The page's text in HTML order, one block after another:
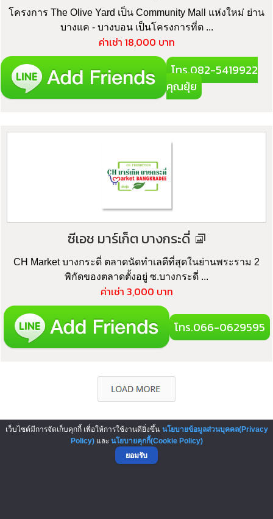
โครงการ The Olive Yard เป็น Community Mall แห่งใหม่ ย่าน
บางแค - บางบอน เป็นโครงการที่ต ...
ค่าเช่า 18,000 บาท
โทร.082-5419922
คุณยุ้ย
ซีเอช มาร์เก็ต บางกระดี่
CH Market บางกระดี่ ตลาดนัดทำเลดีที่สุดในย่านพระราม 2
พิกัดของตลาดตั้งอยู่ ซ.บางกระดี่ ...
ค่าเช่า 3,000 บาท
โทร.066-0629595
▲ GO TO TOP
เว็บไซต์มีการจัดเก็บคุกกี้ เพื่อให้การใช้งานดียิ่งขึ้น นโยบายข้อมูลส่วนบุคคล(Privacy
Policy)และ นโยบายคุกกี้(Cookie Policy)
ยอมรับ